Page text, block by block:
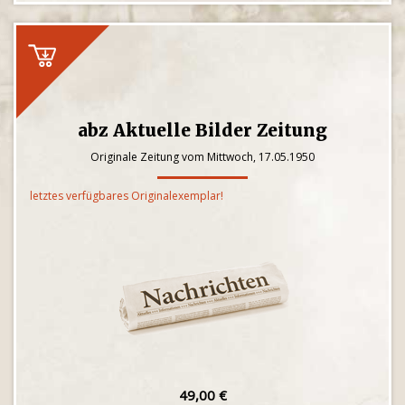
abz Aktuelle Bilder Zeitung
Originale Zeitung vom Mittwoch, 17.05.1950
letztes verfügbares Originalexemplar!
49,00 €